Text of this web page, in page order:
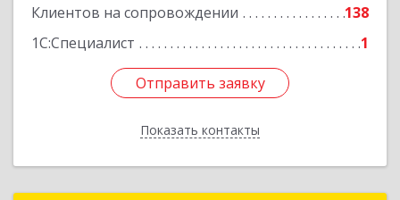
Клиентов на сопровождении
138
1С:Специалист
1
Отправить заявку
Показать контакты
Отправить заявку
Назад